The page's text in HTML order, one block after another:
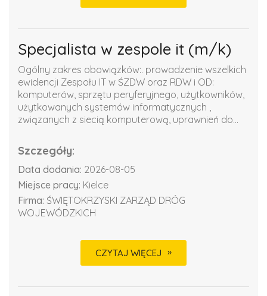
Specjalista w zespole it (m/k)
Ogólny zakres obowiązków:. prowadzenie wszelkich
ewidencji Zespołu IT w ŚZDW oraz RDW i OD:
komputerów, sprzętu peryferyjnego, użytkowników,
użytkowanych systemów informatycznych ,
związanych z siecią komputerową, uprawnień do...
Szczegóły:
Data dodania: 2026-08-05
Miejsce pracy: Kielce
Firma: ŚWIĘTOKRZYSKI ZARZĄD DRÓG
WOJEWÓDZKICH
CZYTAJ WIĘCEJ